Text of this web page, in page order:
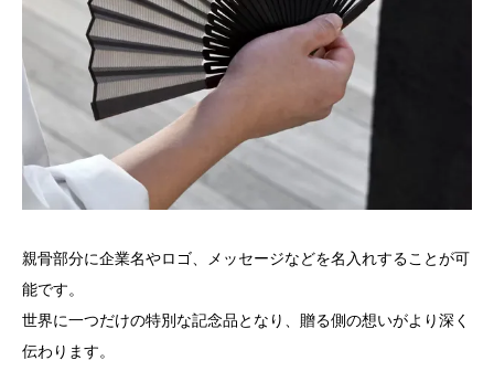
親骨部分に企業名やロゴ、メッセージなどを名入れすることが可
能です。
世界に一つだけの特別な記念品となり、贈る側の想いがより深く
伝わります。